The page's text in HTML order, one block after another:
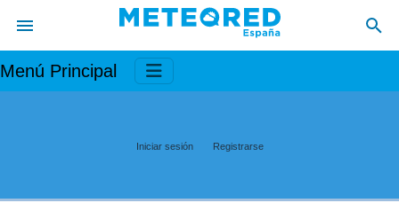
Menú Principal
Iniciar sesión Registrarse